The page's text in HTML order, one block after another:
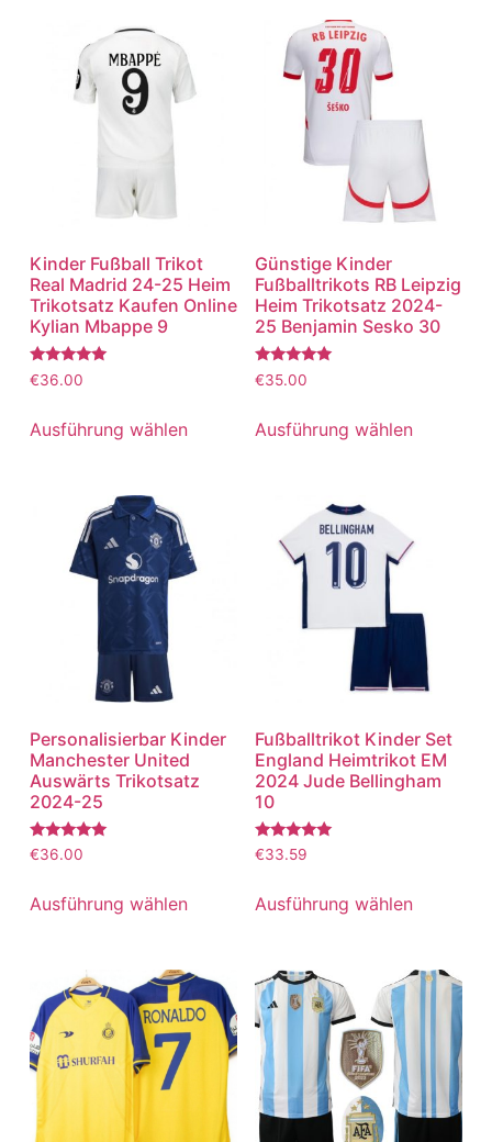
Kinder Fußball Trikot
Real Madrid 24-25 Heim
Trikotsatz Kaufen Online
Kylian Mbappe 9
Bewertet
mit
von 5
€36.00
Ausführung wählen
Günstige Kinder
Fußballtrikots RB Leipzig
Heim Trikotsatz 2024-
25 Benjamin Sesko 30
Bewertet
mit
von 5
€35.00
Ausführung wählen
Personalisierbar Kinder
Manchester United
Auswärts Trikotsatz
2024-25
Bewertet
mit
von 5
€36.00
Ausführung wählen
Fußballtrikot Kinder Set
England Heimtrikot EM
2024 Jude Bellingham
10
Bewertet
mit
von 5
€33.59
Ausführung wählen